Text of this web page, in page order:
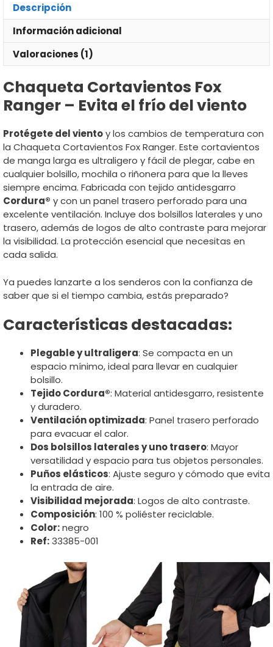
Descripción
Información adicional
Valoraciones (1)
Chaqueta Cortavientos Fox
Ranger – Evita el frío del viento
Protégete del vientoy los cambios de temperatura con
la Chaqueta Cortavientos Fox Ranger. Este cortavientos
de manga larga es ultraligero y fácil de plegar, cabe en
cualquier bolsillo, mochila o riñonera para que la lleves
siempre encima. Fabricada con tejido antidesgarro
Cordura® y con un panel trasero perforado para una
excelente ventilación. Incluye dos bolsillos laterales y uno
trasero, además de logos de alto contraste para mejorar
la visibilidad. La protección esencial que necesitas en
cada salida.
Ya puedes lanzarte a los senderos con la confianza de
saber que si el tiempo cambia, estás preparado?
Características destacadas:
Plegable y ultraligera: Se compacta en un
espacio mínimo, ideal para llevar en cualquier
bolsillo.
Tejido Cordura®: Material antidesgarro, resistente
y duradero.
Ventilación optimizada: Panel trasero perforado
para evacuar el calor.
Dos bolsillos laterales y uno trasero: Mayor
versatilidad y espacio para tus objetos personales.
Puños elásticos: Ajuste seguro y cómodo que evita
la entrada de aire.
Visibilidad mejorada: Logos de alto contraste.
Composición: 100 % poliéster reciclable.
Color:negro
Ref:33385-001